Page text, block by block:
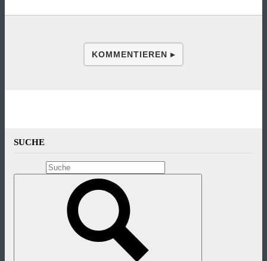
KOMMENTIEREN ▸
SUCHE